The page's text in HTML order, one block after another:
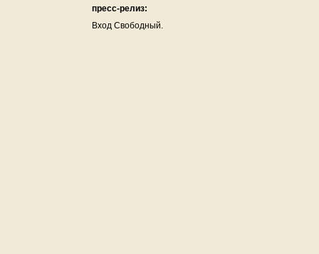
пресс-релиз:
Вход Свободный.